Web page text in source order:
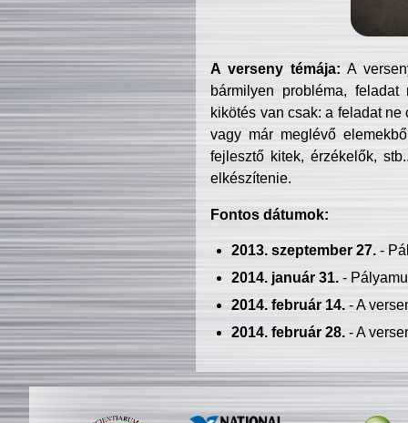
A verseny témája: A
bármilyen probléma, feladat
kikötés van csak: a feladat
vagy már meglévő
fejlesztő kitek, érzékelők,
elkészítenie.
Fontos dátumok:
2013. szeptember 27.-
2014. január 31.-
2014. február 14.- A
2014. február 28.- A